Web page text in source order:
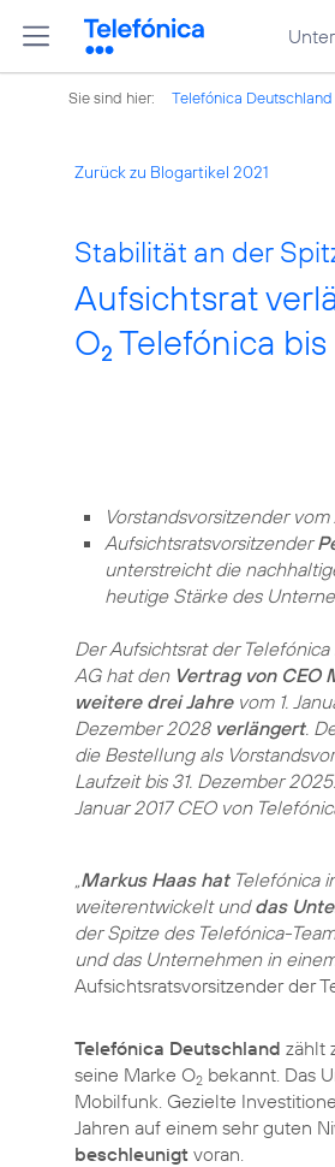
Sie sind hier: Telefónica Deutschland
Zurück zu Blogartikel 2021
Stabilität an der
Aufsichtsrat
O2 Telefónica
Vorstandsvorsitzender
Aufsichtsratsvorsitzender
unterstreicht die
heutige Stärke des
Der Aufsichtsrat der
AG hat den Vertrag von CEO
weitere drei Jahrevom 1.
Dezember 2028 verlängert.
die Bestellung als
Laufzeit bis 31. Dezember
Januar 2017 CEO von
Markus Haas hatTelefónica
weiterentwickelt unddas
der Spitze des Telefónica-
und das Unternehmen in
Aufsichtsrats­vorsitzender der
Telefónica Deutschland zählt
seine Marke O2 bekannt. Das
Mobilfunk. Gezielte
Jahren auf einem sehr guten
beschleunigt voran.